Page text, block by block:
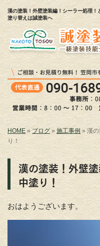
漢の塗装！外壁塗装編！シーラー処理！
塗り替えは誠塗装へ
HOME » ブログ» 施工事例 »漢
り！
漢の塗装！外壁
中塗り！
おはようございます。